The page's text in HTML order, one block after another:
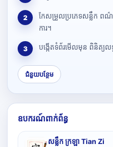
2
កែសម្រួលប្រភេទសន្លឹក ពណ៌
ការ។
3 បង្កើតទំព័រមើលមុន ពិនិត្យល
ជំនួយបន្ថែម
ឧបករណ៍ពាក់ព័ន្ធ
សន្លឹក ក្រឡា Tian Zi